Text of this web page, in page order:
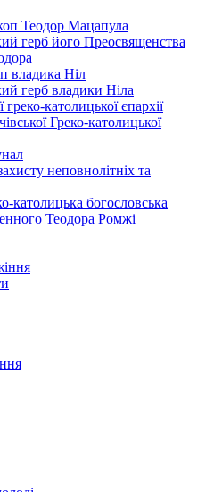
Теодор Мацапула
герб його Преосвященства
владика Ніл
герб владики Ніла
католицької єпархії
Греко-католицької
неповнолітніх та
католицька богословська
Теодора Ромжі